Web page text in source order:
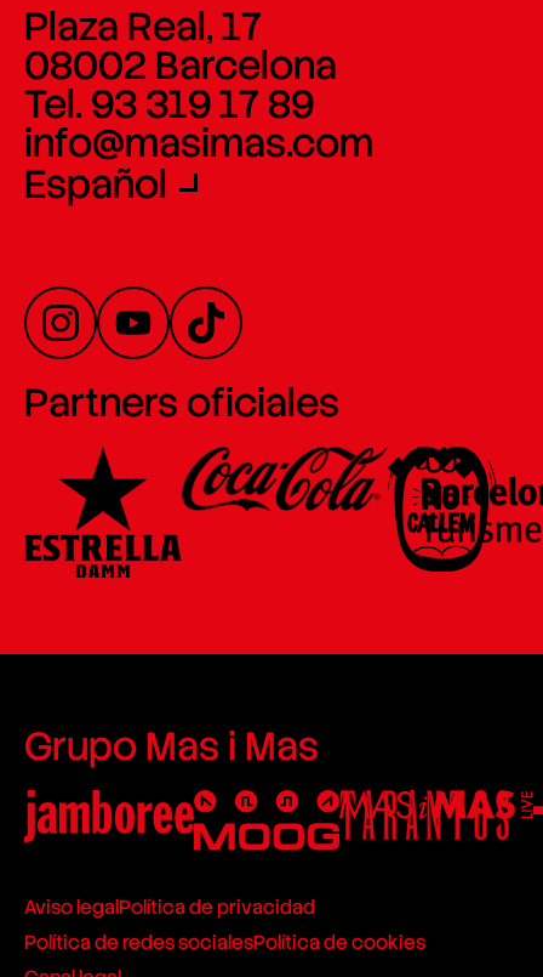
Plaza Real, 17
08002 Barcelona
Tel. 93 319 17 89
info@masimas.com
Español
Partners oficiales
Grupo Mas i Mas
Aviso legalPolítica de privacidad
Política de redes socialesPolítica de cookies